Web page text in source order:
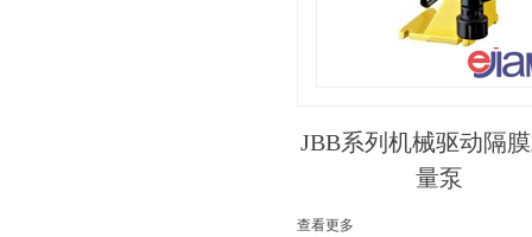
JBB系列机械驱动隔
量泵
查看更多